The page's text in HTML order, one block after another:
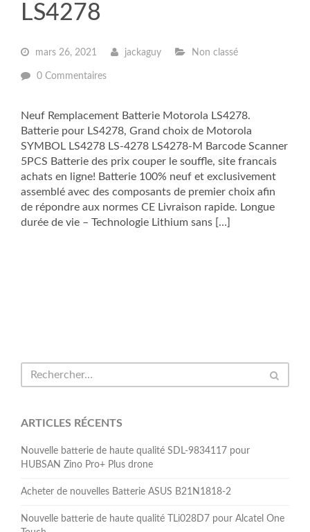
LS4278
mars 26, 2021 jackaguy Non classé
0 Commentaires
Neuf Remplacement Batterie Motorola LS4278.
Batterie pour LS4278, Grand choix de Motorola
SYMBOL LS4278 LS-4278 LS4278-M Barcode Scanner
5PCS Batterie des prix couper le souffle, site francais
achats en ligne! Batterie 100% neuf et exclusivement
assemblé avec des composants de premier choix afin
de répondre aux normes CE Livraison rapide. Longue
durée de vie – Technologie Lithium sans […]
ARTICLES RÉCENTS
Nouvelle batterie de haute qualité SDL-9834117 pour
HUBSAN Zino Pro+ Plus drone
Acheter de nouvelles Batterie ASUS B21N1818-2
Nouvelle batterie de haute qualité TLi028D7 pour Alcatel One